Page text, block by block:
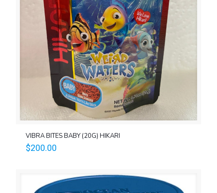
VIBRA BITES BABY (20G) HIKARI
$200.00